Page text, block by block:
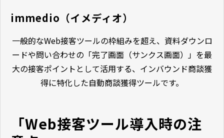
immedio（イメディオ）
一般的なWeb接客ツールの枠組みを超え、資料ダウンロ
ードや問い合わせの「完了画面（サンクス画面）」を最
大の接客ポイントとして活用する、インバウンド商談獲
得に特化した自動商談獲得ツールです。
「Web接客ツール導入時の注